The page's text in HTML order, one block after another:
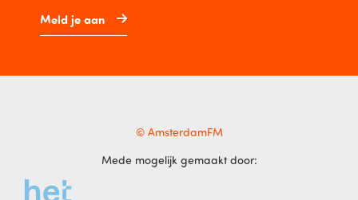
Meld je aan
© AmsterdamFM
Mede mogelijk gemaakt door: